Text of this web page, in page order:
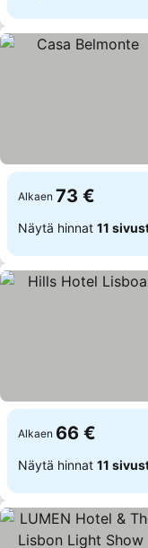
Alkaen 73 €
Näytä hinnat 11
Alkaen 66 €
Näytä hinnat 11